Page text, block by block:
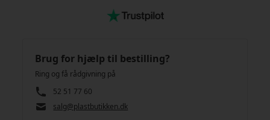
Brug for hjælp til bestilling?
Ring og få rådgivning på
52 51 77 60
salg@plastbutikken.dk